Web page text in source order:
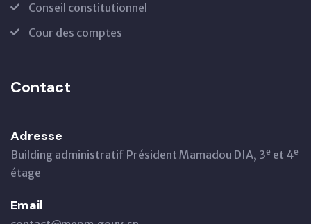
Conseil constitutionnel
Cour des comptes
Contact
Adresse
Building administratif Président Mamadou DIA, 3e et 4e
étage
Email